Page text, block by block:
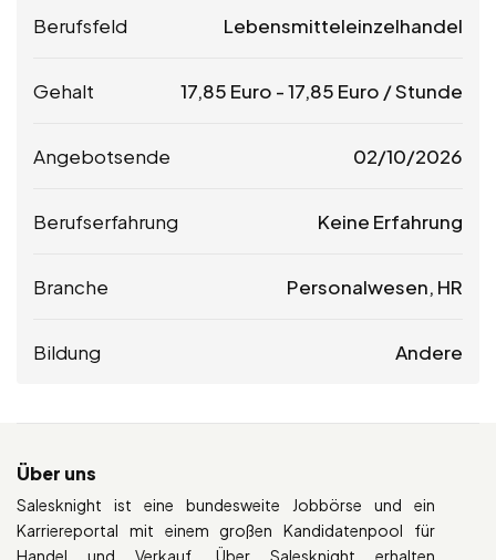
Berufsfeld Lebensmitteleinzelhandel
Gehalt 17,85 Euro -17,85 Euro / Stunde
Angebotsende 02/10/2026
Berufserfahrung Keine Erfahrung
Branche Personalwesen, HR
Bildung Andere
Über uns
Salesknight ist eine bundesweite Jobbörse und ein
Karriereportal mit einem großen Kandidatenpool für
Handel und Verkauf. Über Salesknight erhalten